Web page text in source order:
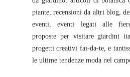
piante, recensioni da altri blog,
eventi, eventi legati alle
proposte per visitare giardini
progetti creativi fai-da-te, e
le ultime tendenze moda nel